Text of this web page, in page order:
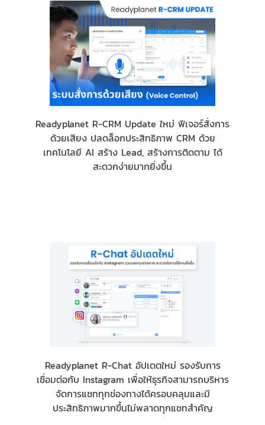
Readyplanet R-CRM Update ใหม่ ฟีเจอร์สั่งการ
ด้วยเสียง ปลดล็อกประสิทธิภาพ CRM ด้วย
เทคโนโลยี AI สร้าง Lead, สร้างการติดตาม ได้
สะดวกง่ายมากยิ่งขึ้น
Readyplanet R-Chat อัปเดตใหม่ รองรับการ
เชื่อมต่อกับ Instagram เพื่อให้ธุรกิจสามารถบริหาร
จัดการแชททุกช่องทางได้ครอบคลุมและมี
ประสิทธิภาพมากขึ้นไม่พลาดทุกแชทสำคัญ